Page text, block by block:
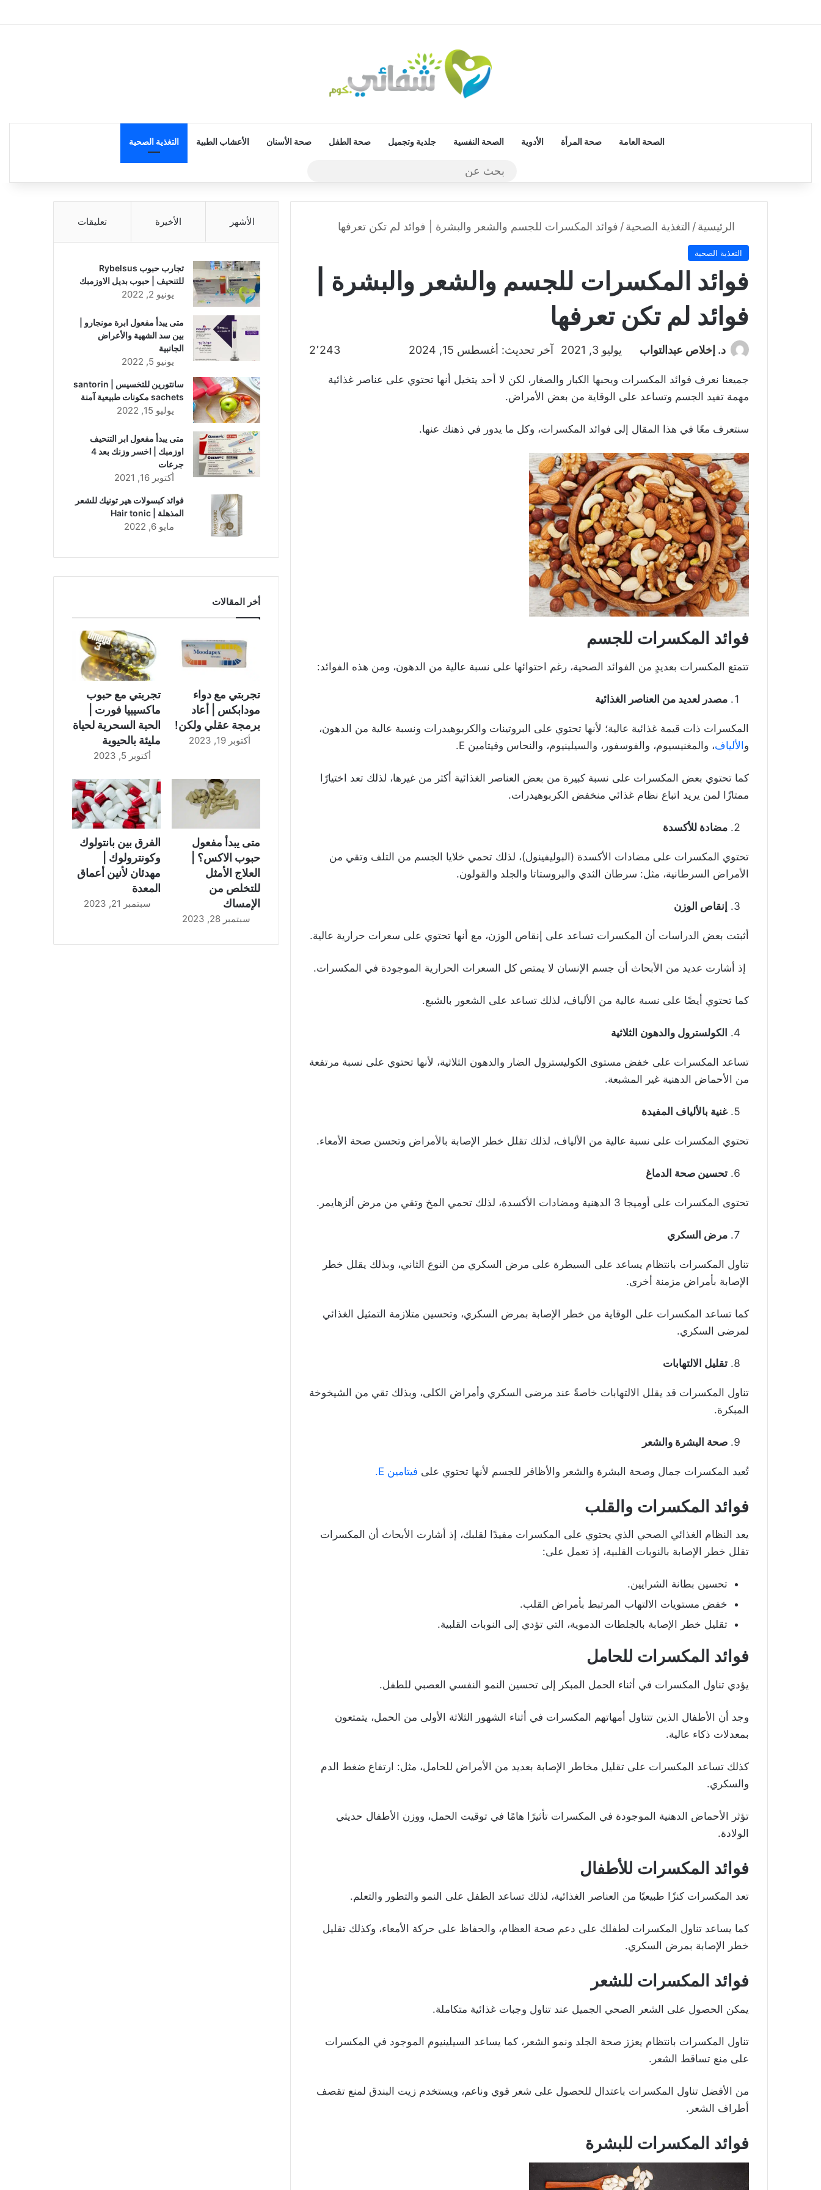
الرئيسيةالصحة العامة صحة المرأة الأدوية الصحة النفسية جلدية وتجميل صحة الطفل صحة الأسنان الأعشاب الطبية التغذية الصحية
الرئيسية/ التغذية الصحية/ فوائد المكسرات للجسم والشعر والبشرة | فوائد لم تكن تعرفها
التغذية الصحية
فوائد المكسرات للجسم والشعر والبشرة |
فوائد لم تكن تعرفها
د. إخلاص عبدالتواب يوليو 3, 2021 آخر تحديث: أغسطس 15, 2024 2٬243
جميعنا نعرف فوائد المكسرات ويحبها الكبار والصغار، لكن لا أحد يتخيل أنها تحتوي على عناصر غذائية
مهمة تفيد الجسم وتساعد على الوقاية من بعض الأمراض.
سنتعرف معًا في هذا المقال إلى فوائد المكسرات، وكل ما يدور في ذهنك عنها.
فوائد المكسرات للجسم
تتمتع المكسرات بعديدٍ من الفوائد الصحية، رغم احتوائها على نسبة عالية من الدهون، ومن هذه الفوائد:
مصدر لعديد من العناصر الغذائية
المكسرات ذات قيمة غذائية عالية؛ لأنها تحتوي على البروتينات والكربوهيدرات ونسبة عالية من الدهون،
والألياف، والمغنيسيوم، والفوسفور، والسيلينيوم، والنحاس وفيتامين E.
كما تحتوي بعض المكسرات على نسبة كبيرة من بعض العناصر الغذائية أكثر من غيرها، لذلك تعد اختيارًا
ممتازًا لمن يريد اتباع نظام غذائي منخفض الكربوهيدرات.
مضادة للأكسدة
تحتوي المكسرات على مضادات الأكسدة (البوليفينول)، لذلك تحمي خلايا الجسم من التلف وتقي من
الأمراض السرطانية، مثل: سرطان الثدي والبروستاتا والجلد والقولون.
إنقاص الوزن
أثبتت بعض الدراسات أن المكسرات تساعد على إنقاص الوزن، مع أنها تحتوي على سعرات حرارية عالية.
إذ أشارت عديد من الأبحاث أن جسم الإنسان لا يمتص كل السعرات الحرارية الموجودة في المكسرات.
كما تحتوي أيضًا على نسبة عالية من الألياف، لذلك تساعد على الشعور بالشبع.
الكولسترول والدهون الثلاثية
تساعد المكسرات على خفض مستوى الكوليسترول الضار والدهون الثلاثية، لأنها تحتوي على نسبة مرتفعة
من الأحماض الدهنية غير المشبعة.
غنية بالألياف المفيدة
تحتوي المكسرات على نسبة عالية من الألياف، لذلك تقلل خطر الإصابة بالأمراض وتحسن صحة الأمعاء.
تحسين صحة الدماغ
تحتوى المكسرات على أوميجا 3 الدهنية ومضادات الأكسدة، لذلك تحمي المخ وتقي من مرض ألزهايمر.
مرض السكري
تناول المكسرات بانتظام يساعد على السيطرة على مرض السكري من النوع الثاني، وبذلك يقلل خطر
الإصابة بأمراض مزمنة أخرى.
كما تساعد المكسرات على الوقاية من خطر الإصابة بمرض السكري، وتحسين متلازمة التمثيل الغذائي
لمرضى السكري.
تقليل الالتهابات
تناول المكسرات قد يقلل الالتهابات خاصةً عند مرضى السكري وأمراض الكلى، وبذلك تقي من الشيخوخة
المبكرة.
صحة البشرة والشعر
تُعيد المكسرات جمال وصحة البشرة والشعر والأظافر للجسم لأنها تحتوي على فيتامين E.
فوائد المكسرات والقلب
يعد النظام الغذائي الصحي الذي يحتوي على المكسرات مفيدًا لقلبك، إذ أشارت الأبحاث أن المكسرات
تقلل خطر الإصابة بالنوبات القلبية، إذ تعمل على:
تحسين بطانة الشرايين.
خفض مستويات الالتهاب المرتبط بأمراض القلب.
تقليل خطر الإصابة بالجلطات الدموية، التي تؤدي إلى النوبات القلبية.
فوائد المكسرات للحامل
يؤدي تناول المكسرات في أثناء الحمل المبكر إلى تحسين النمو النفسي العصبي للطفل.
وجد أن الأطفال الذين تتناول أمهاتهم المكسرات في أثناء الشهور الثلاثة الأولى من الحمل، يتمتعون
بمعدلات ذكاء عالية.
كذلك تساعد المكسرات على تقليل مخاطر الإصابة بعديد من الأمراض للحامل، مثل: ارتفاع ضغط الدم
والسكري.
تؤثر الأحماض الدهنية الموجودة في المكسرات تأثيرًا هامًا في توقيت الحمل، ووزن الأطفال حديثي
الولادة.
فوائد المكسرات للأطفال
تعد المكسرات كنزًا طبيعيًا من العناصر الغذائية، لذلك تساعد الطفل على النمو والتطور والتعلم.
كما يساعد تناول المكسرات لطفلك على دعم صحة العظام، والحفاظ على حركة الأمعاء، وكذلك تقليل
خطر الإصابة بمرض السكري.
فوائد المكسرات للشعر
يمكن الحصول على الشعر الصحي الجميل عند تناول وجبات غذائية متكاملة.
تناول المكسرات بانتظام يعزز صحة الجلد ونمو الشعر، كما يساعد السيلينيوم الموجود في المكسرات
على منع تساقط الشعر.
من الأفضل تناول المكسرات باعتدال للحصول على شعر قوي وناعم، ويستخدم زيت البندق لمنع تقصف
أطراف الشعر.
فوائد المكسرات للبشرة
الأشهر الأخيرة تعليقات
تجارب حبوب Rybelsus
للتنحيف | حبوب بديل الاوزمبك
يونيو 2, 2022
متى يبدأ مفعول ابرة مونجارو |
بين سد الشهية والأعراض
الجانبية
يونيو 5, 2022
سانتورين للتخسيس | santorin
sachets مكونات طبيعية آمنة
يوليو 15, 2022
متى يبدأ مفعول ابر التنحيف
اوزمبك | اخسر وزنك بعد 4
جرعات
أكتوبر 16, 2021
فوائد كبسولات هير تونيك للشعر
المذهلة | Hair tonic
مايو 6, 2022
أخر المقالات
تجربتي مع دواء
مودابكس | أعاد
برمجة عقلي ولكن!
أكتوبر 19, 2023
تجربتي مع حبوب
ماكسيبيا فورت |
الحبة السحرية لحياة
مليئة بالحيوية
أكتوبر 5, 2023
متى يبدأ مفعول
حبوب الاكس؟ |
العلاج الأمثل
للتخلص من
الإمساك
سبتمبر 28, 2023
الفرق بين بانتولوك
وكونترولوك |
مهدئان لأنين أعماق
المعدة
سبتمبر 21, 2023